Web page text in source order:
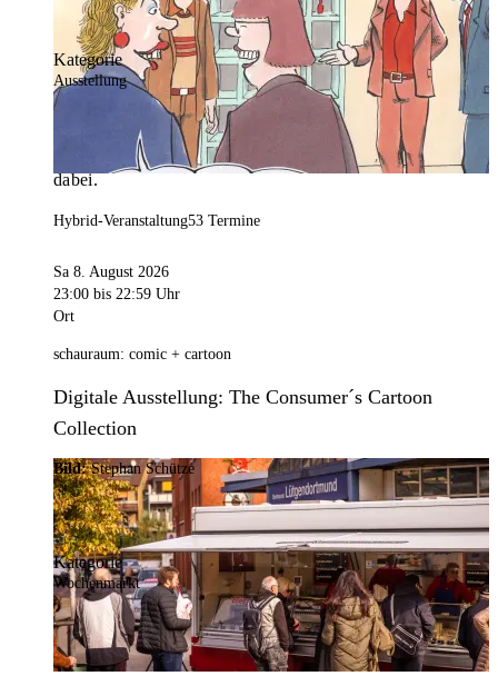
Region
Mit weit über 4.000 Terminen ist der
Veranstaltungskalender der Stadt Dortmund der
umfangreichste der Region. Hier ist für alle was
dabei.
Kategorie
Ausstellung
Hybrid-Veranstaltung53 Termine
Sa 8. August 2026
23:00 bis 22:59 Uhr
Ort
schauraum: comic + cartoon
Digitale Ausstellung: The Consumer´s Cartoon
Collection
Bild:Stephan Schütze
Kategorie
Wochenmarkt